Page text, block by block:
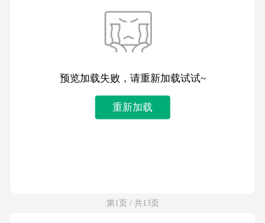
预览加载失败，请重新加载试试~
重新加载
第1页 / 共13页